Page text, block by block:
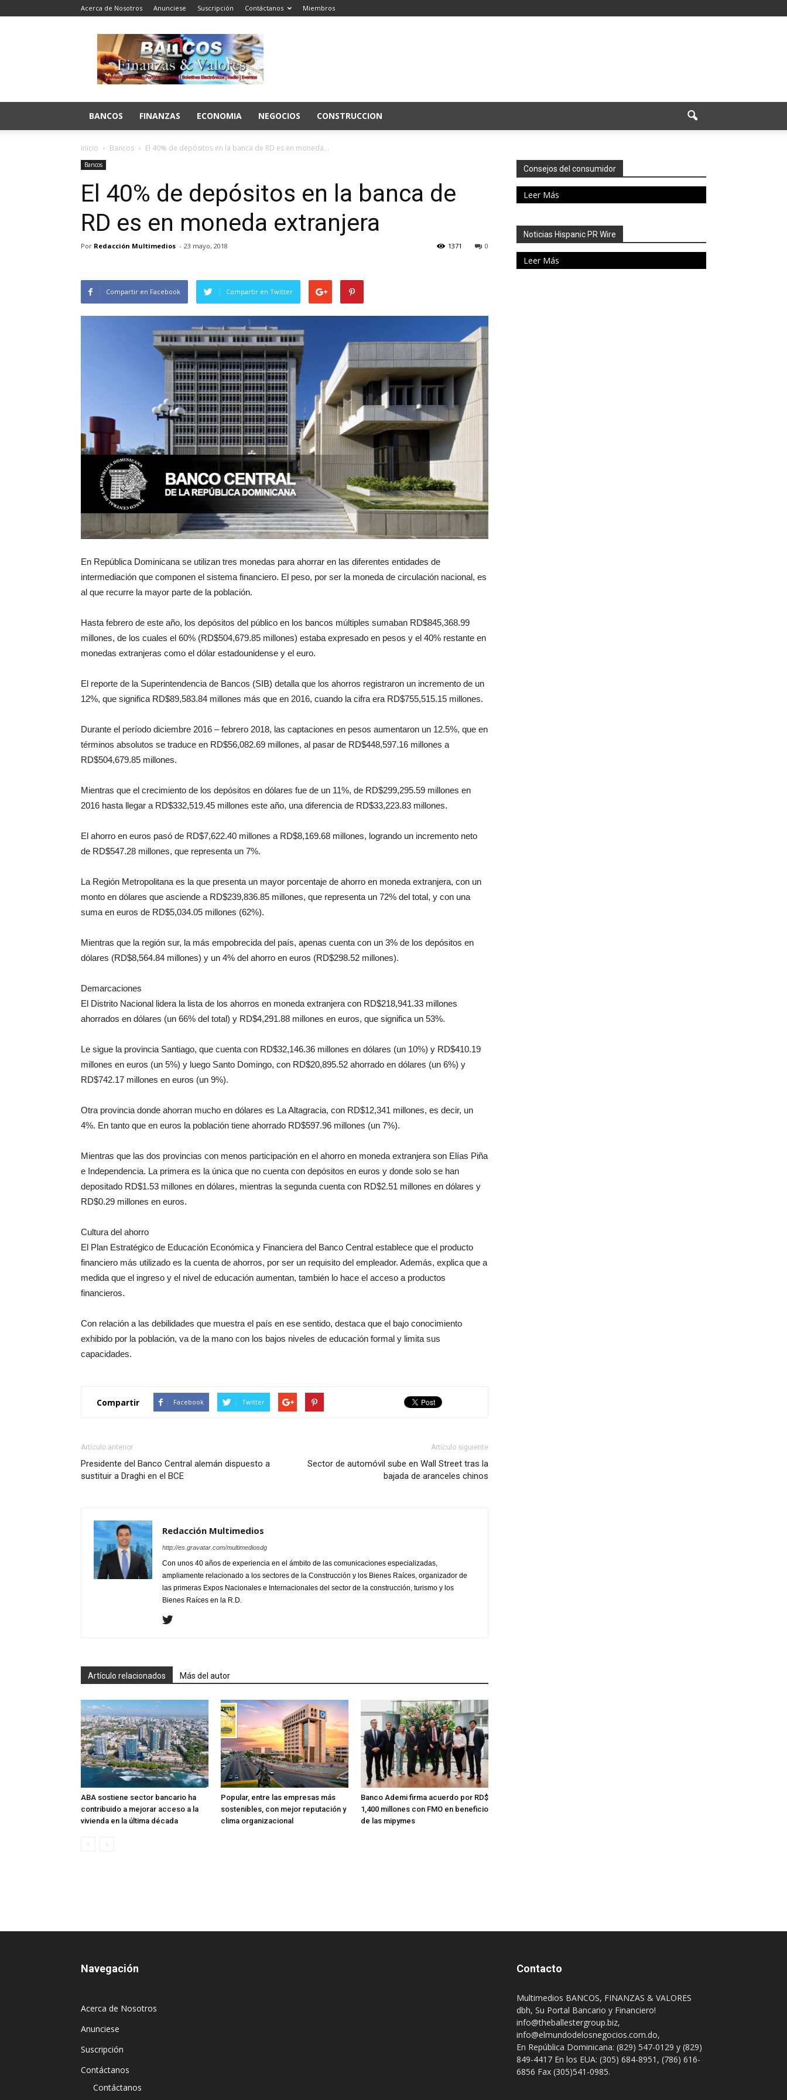
Acerca de Nosotros Anunciese Suscripción Contáctanos Miembros
Bancos
Finanzas
y
Valores
BANCOS FINANZAS ECONOMIA NEGOCIOS CONSTRUCCION
Inicio Bancos El 40% de depósitos en la banca de RD es en moneda...
Bancos
El 40% de depósitos en la banca de
RD es en moneda extranjera
Por Redacción Multimedios - 23 mayo, 2018 0
1371
Compartir en Facebook Compartir en Twitter
En República Dominicana se utilizan tres monedas para ahorrar en las diferentes entidades de
intermediación que componen el sistema financiero. El peso, por ser la moneda de circulación nacional, es
al que recurre la mayor parte de la población.
Hasta febrero de este año, los depósitos del público en los bancos múltiples sumaban RD$845,368.99
millones, de los cuales el 60% (RD$504,679.85 millones) estaba expresado en pesos y el 40% restante en
monedas extranjeras como el dólar estadounidense y el euro.
El reporte de la Superintendencia de Bancos (SIB) detalla que los ahorros registraron un incremento de un
12%, que significa RD$89,583.84 millones más que en 2016, cuando la cifra era RD$755,515.15 millones.
Durante el período diciembre 2016 – febrero 2018, las captaciones en pesos aumentaron un 12.5%, que en
términos absolutos se traduce en RD$56,082.69 millones, al pasar de RD$448,597.16 millones a
RD$504,679.85 millones.
Mientras que el crecimiento de los depósitos en dólares fue de un 11%, de RD$299,295.59 millones en
2016 hasta llegar a RD$332,519.45 millones este año, una diferencia de RD$33,223.83 millones.
El ahorro en euros pasó de RD$7,622.40 millones a RD$8,169.68 millones, logrando un incremento neto
de RD$547.28 millones, que representa un 7%.
La Región Metropolitana es la que presenta un mayor porcentaje de ahorro en moneda extranjera, con un
monto en dólares que asciende a RD$239,836.85 millones, que representa un 72% del total, y con una
suma en euros de RD$5,034.05 millones (62%).
Mientras que la región sur, la más empobrecida del país, apenas cuenta con un 3% de los depósitos en
dólares (RD$8,564.84 millones) y un 4% del ahorro en euros (RD$298.52 millones).
Demarcaciones
El Distrito Nacional lidera la lista de los ahorros en moneda extranjera con RD$218,941.33 millones
ahorrados en dólares (un 66% del total) y RD$4,291.88 millones en euros, que significa un 53%.
Le sigue la provincia Santiago, que cuenta con RD$32,146.36 millones en dólares (un 10%) y RD$410.19
millones en euros (un 5%) y luego Santo Domingo, con RD$20,895.52 ahorrado en dólares (un 6%) y
RD$742.17 millones en euros (un 9%).
Otra provincia donde ahorran mucho en dólares es La Altagracia, con RD$12,341 millones, es decir, un
4%. En tanto que en euros la población tiene ahorrado RD$597.96 millones (un 7%).
Mientras que las dos provincias con menos participación en el ahorro en moneda extranjera son Elías Piña
e Independencia. La primera es la única que no cuenta con depósitos en euros y donde solo se han
depositado RD$1.53 millones en dólares, mientras la segunda cuenta con RD$2.51 millones en dólares y
RD$0.29 millones en euros.
Cultura del ahorro
El Plan Estratégico de Educación Económica y Financiera del Banco Central establece que el producto
financiero más utilizado es la cuenta de ahorros, por ser un requisito del empleador. Además, explica que a
medida que el ingreso y el nivel de educación aumentan, también lo hace el acceso a productos
financieros.
Con relación a las debilidades que muestra el país en ese sentido, destaca que el bajo conocimiento
exhibido por la población, va de la mano con los bajos niveles de educación formal y limita sus
capacidades.
Compartir Facebook Twitter
Artículo anterior
Presidente del Banco Central alemán dispuesto a
sustituir a Draghi en el BCE
Artículo siguiente
Sector de automóvil sube en Wall Street tras la
bajada de aranceles chinos
Redacción Multimedios
http://es.gravatar.com/multimediosdg
Con unos 40 años de experiencia en el ámbito de las comunicaciones especializadas,
ampliamente relacionado a los sectores de la Construcción y los Bienes Raíces, organizador de
las primeras Expos Nacionales e Internacionales del sector de la construcción, turismo y los
Bienes Raíces en la R.D.
Artículo relacionados Más del autor
ABA sostiene sector bancario ha
contribuido a mejorar acceso a la
vivienda en la última década
Popular, entre las empresas más
sostenibles, con mejor reputación y
clima organizacional
Banco Ademi firma acuerdo por RD$
1,400 millones con FMO en beneficio
de las mipymes
Consejos del consumidor
Leer Más
Noticias Hispanic PR Wire
Leer Más
Navegación
Acerca de Nosotros
Anunciese
Suscripción
Contáctanos
Contáctanos
Contacto
Multimedios BANCOS, FINANZAS & VALORES
dbh, Su Portal Bancario y Financiero!
info@theballestergroup.biz,
info@elmundodelosnegocios.com.do,
En República Dominicana: (829) 547-0129 y (829)
849-4417 En los EUA: (305) 684-8951, (786) 616-
6856 Fax (305)541-0985.